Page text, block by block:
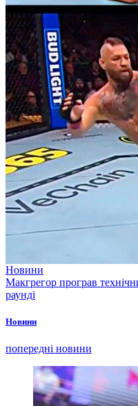
Новини
Макгрегор програв
раунді
Новини
попередні новини